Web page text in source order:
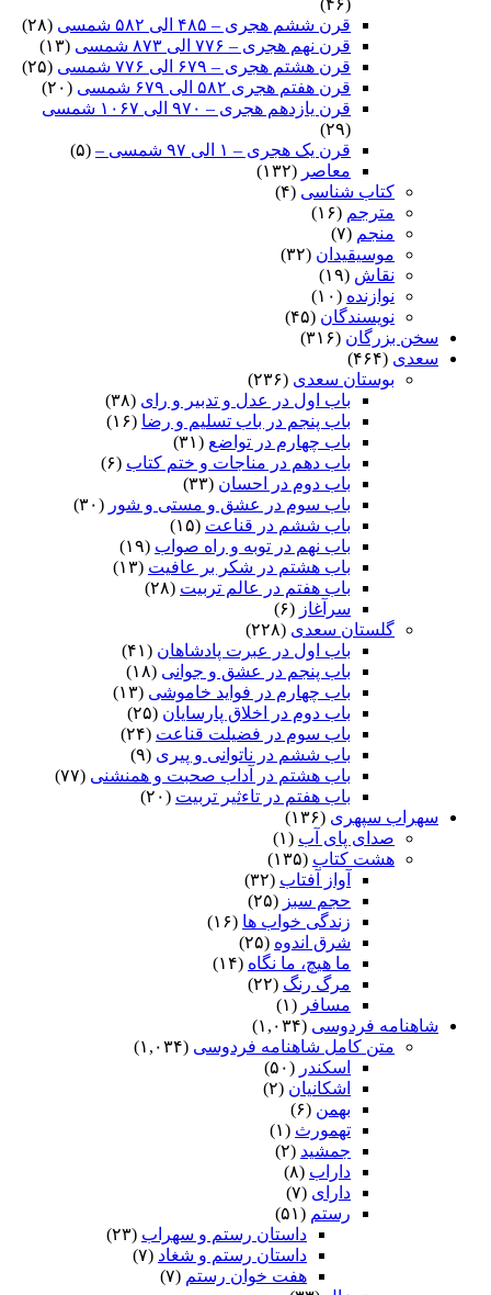
(۴۶)
قرن ششم هجری – ۴۸۵ الی ۵۸۲ شمسی
(۲۸)
قرن نهم هجری – ۷۷۶ الی ۸۷۳ شمسی
(۱۳)
قرن هشتم هجری – ۶۷۹ الی ۷۷۶ شمسی
(۲۵)
قرن هفتم هجری ۵۸۲ الی ۶۷۹ شمسی
(۲۰)
قرن یازدهم هجری – ۹۷۰ الی ۱۰۶۷ شمسی
(۲۹)
قرن یک هجری – ۱ الی ۹۷ شمسی –
(۵)
معاصر (۱۳۲)
کتاب شناسی (۴)
مترجم (۱۶)
منجم (۷)
موسیقیدان (۳۲)
نقاش (۱۹)
نوازنده (۱۰)
نویسندگان (۴۵)
سخن بزرگان (۳۱۶)
سعدی (۴۶۴)
بوستان سعدی (۲۳۶)
باب اول در عدل و تدبیر و رای (۳۸)
باب پنجم در باب تسلیم و رضا (۱۶)
باب چهارم در تواضع (۳۱)
باب دهم در مناجات و ختم کتاب (۶)
باب دوم در احسان (۳۳)
باب سوم در عشق و مستی و شور (۳۰)
باب ششم در قناعت (۱۵)
باب نهم در توبه و راه صواب (۱۹)
باب هشتم در شکر بر عافیت (۱۳)
باب هفتم در عالم تربیت (۲۸)
سرآغاز (۶)
گلستان سعدی (۲۲۸)
باب اول در عبرت پادشاهان (۴۱)
باب پنجم در عشق و جوانى (۱۸)
باب چهارم در فواید خاموشى (۱۳)
باب دوم در اخلاق پارسایان (۲۵)
باب سوم در فضیلت قناعت (۲۴)
باب ششم در ناتوانى و پیرى (۹)
باب هشتم در آداب صحبت و همنشنى (۷۷)
باب هفتم در تاءثیر تربیت (۲۰)
سهراب سپهری (۱۳۶)
صدای پای آب (۱)
هشت کتاب (۱۳۵)
آواز آفتاب (۳۲)
حجم سبز (۲۵)
زندگی خواب ها (۱۶)
شرق اندوه (۲۵)
ما هیچ، ما نگاه (۱۴)
مرگ رنگ (۲۲)
مسافر (۱)
شاهنامه فردوسی (۱,۰۳۴)
متن کامل شاهنامه فردوسی (۱,۰۳۴)
اسکندر (۵۰)
اشکانیان (۲)
بهمن (۶)
تهمورث (۱)
جمشید (۲)
داراب (۸)
دارای (۷)
رستم (۵۱)
داستان رستم و سهراب (۲۳)
داستان رستم و شغاد (۷)
هفت خوان رستم‏ (۷)